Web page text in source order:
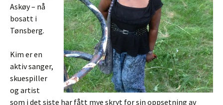
Askøy – nå
bosatt i
Tønsberg.
Kim er en
aktiv sanger,
skuespiller
og artist
som i det siste har fått mye skryt for sin oppsetning av